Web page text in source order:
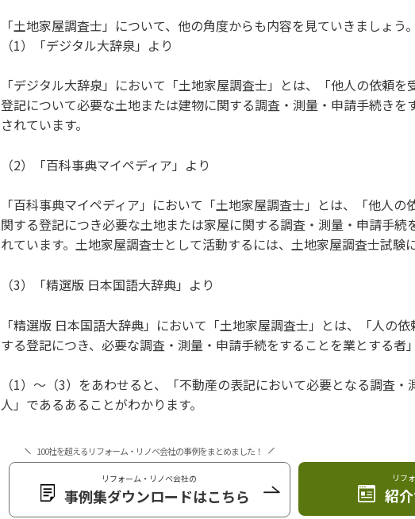
「土地家屋調査士」について、他の角度からも内容を見ていきましょう。
（1）「デジタル大辞泉」より
「デジタル大辞泉」において「土地家屋調査士」とは、「他人の依頼
登記について必要な土地または建物に関する調査・測量・申請手続きを
されています。
（2）「百科事典マイペディア」より
「百科事典マイペディア」において「土地家屋調査士」とは、「他人
関する登記につき必要な土地または家屋に関する調査・測量・申請手続
れています。土地家屋調査士として活動するには、土地家屋調査士試験
（3）「精選版 日本国語大辞典」より
「精選版 日本国語大辞典」において「土地家屋調査士」とは、「人の
する登記につき、必要な調査・測量・申請手続をすることを業とする者
（1）～（3）をあわせると、「不動産の表記において必要となる調査
人」であるあることがわかります。
100社を超えるリフォーム・リノベ会社の事例をまとめました！
リフォーム・リノベ会社の
事例集ダウンロードはこちら
リフ
紹